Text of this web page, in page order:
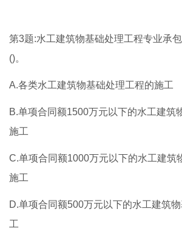
第3题:水工建筑物基础处理工程专业承
()。
A.各类水工建筑物基础处理工程的施工
B.单项合同额1500万元以下的水工建筑
施工
C.单项合同额1000万元以下的水工建筑
施工
D.单项合同额500万元以下的水工建筑
工